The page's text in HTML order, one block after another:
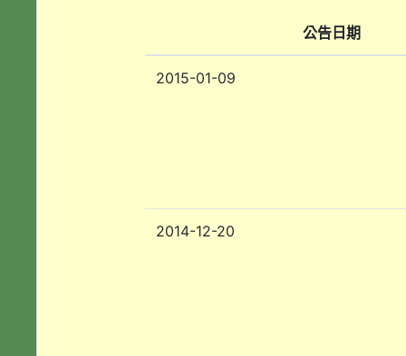
公告日期
2015-01-09
2014-12-20